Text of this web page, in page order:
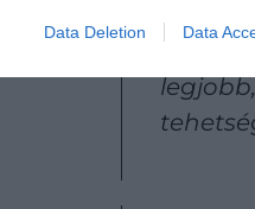
Data Deletion Data